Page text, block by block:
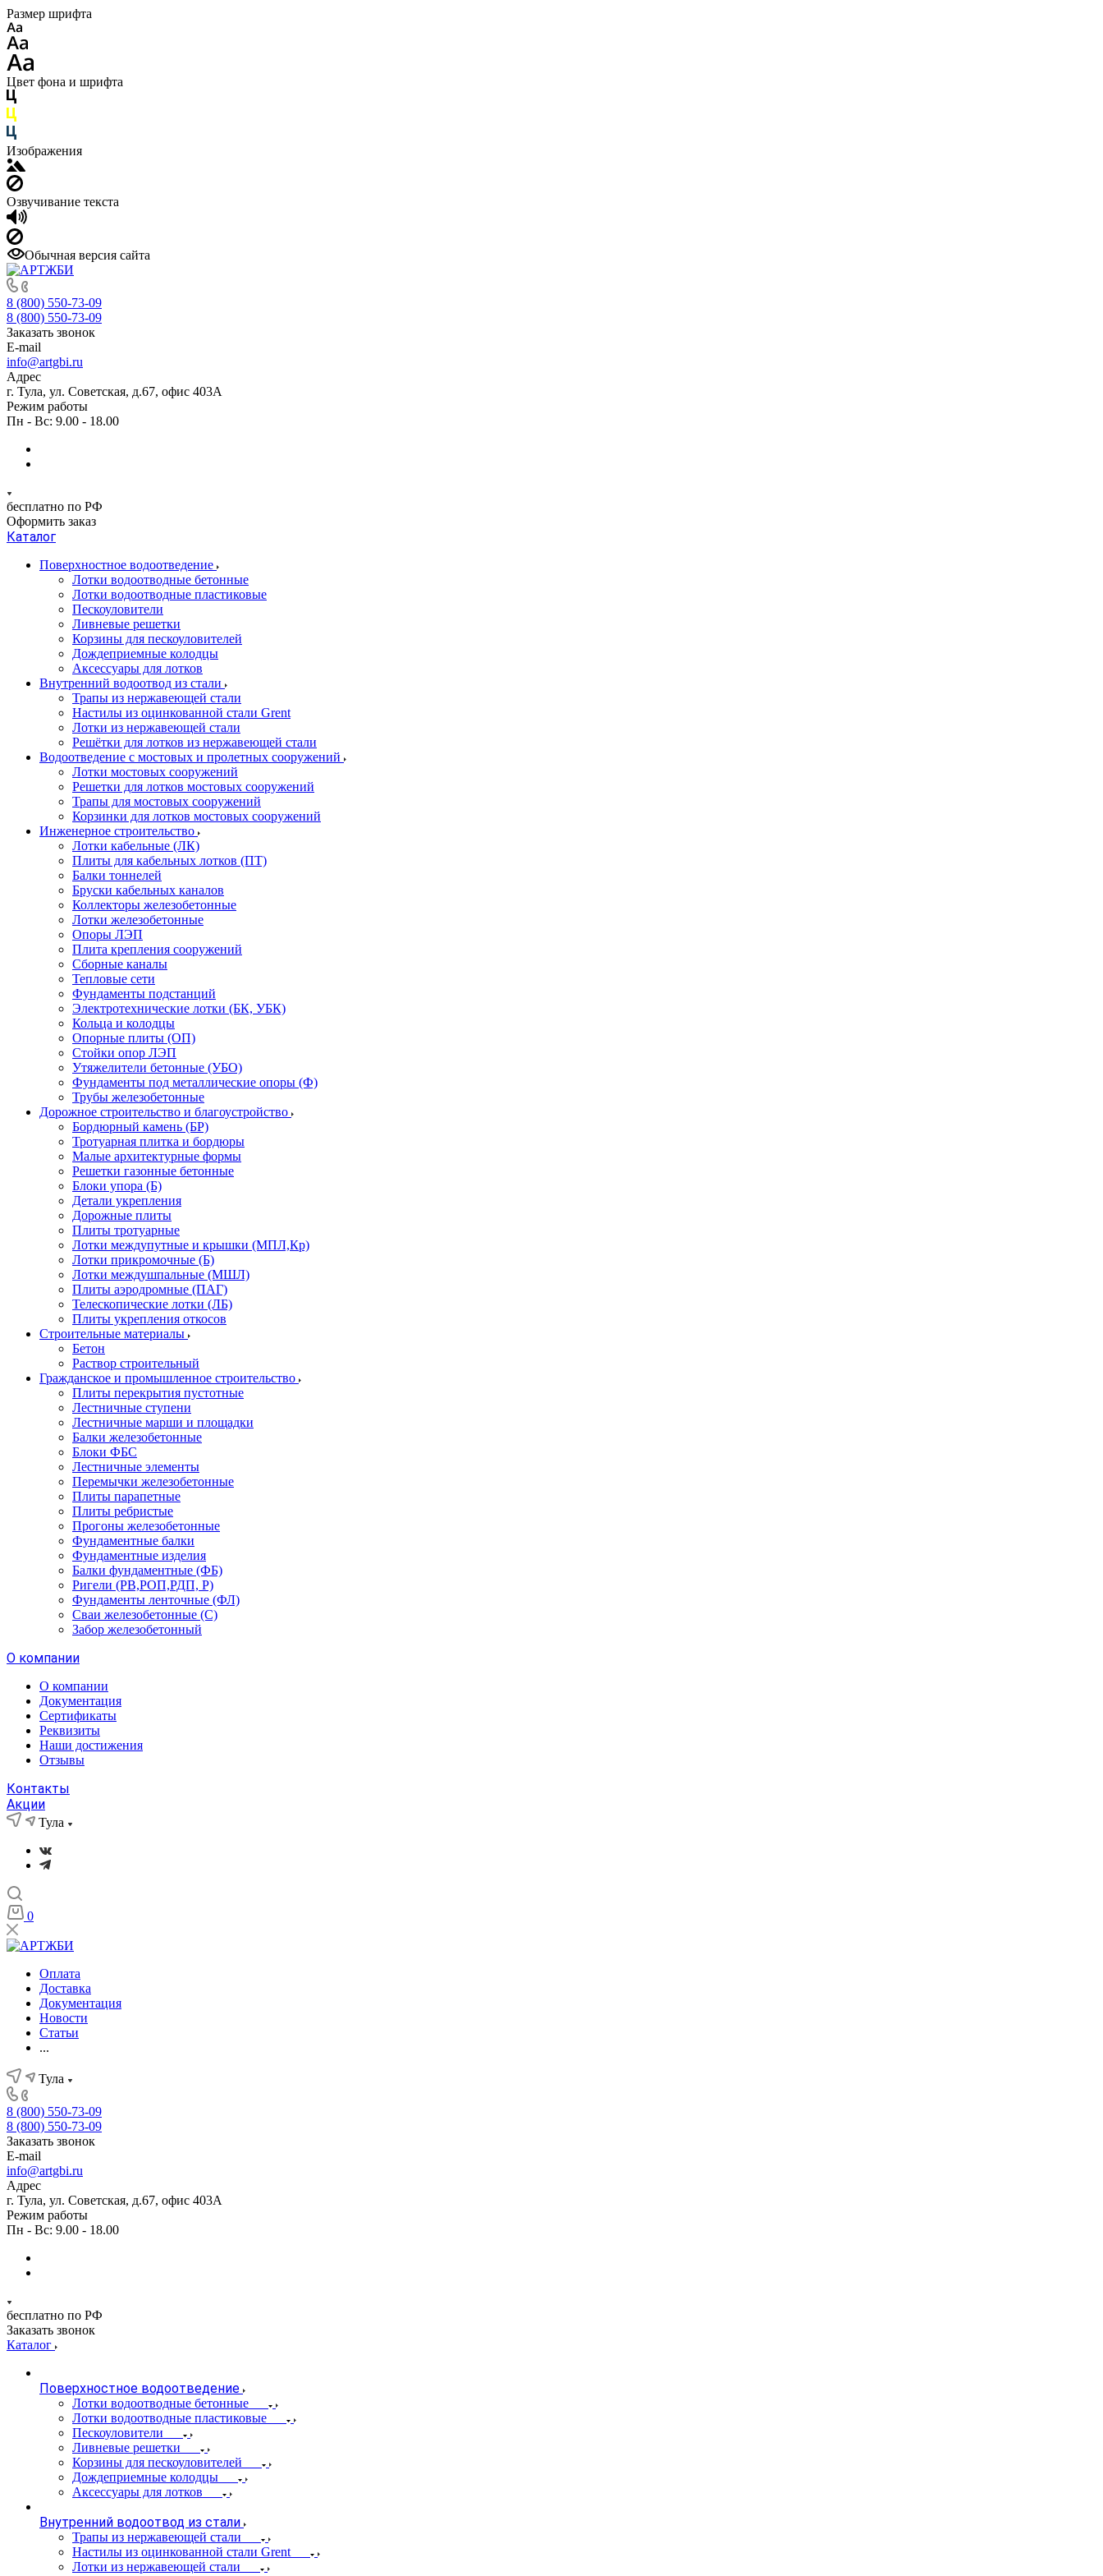
Размер шрифта
Цвет фона и шрифта
Изображения
Озвучивание текста
Обычная версия сайта
8 (800) 550-73-09
8 (800) 550-73-09
Заказать звонок
E-mail
info@artgbi.ru
Адрес
г. Тула, ул. Советская, д.67, офис 403А
Режим работы
Пн - Вс: 9.00 - 18.00
бесплатно по РФ
Оформить заказ
Каталог
Поверхностное водоотведение
Лотки водоотводные бетонные
Лотки водоотводные пластиковые
Пескоуловители
Ливневые решетки
Корзины для пескоуловителей
Дождеприемные колодцы
Аксессуары для лотков
Внутренний водоотвод из стали
Трапы из нержавеющей стали
Настилы из оцинкованной стали Grent
Лотки из нержавеющей стали
Решётки для лотков из нержавеющей стали
Водоотведение с мостовых и пролетных сооружений
Лотки мостовых сооружений
Решетки для лотков мостовых сооружений
Трапы для мостовых сооружений
Корзинки для лотков мостовых сооружений
Инженерное строительство
Лотки кабельные (ЛК)
Плиты для кабельных лотков (ПТ)
Балки тоннелей
Бруски кабельных каналов
Коллекторы железобетонные
Лотки железобетонные
Опоры ЛЭП
Плита крепления сооружений
Сборные каналы
Тепловые сети
Фундаменты подстанций
Электротехнические лотки (БК, УБК)
Кольца и колодцы
Опорные плиты (ОП)
Стойки опор ЛЭП
Утяжелители бетонные (УБО)
Фундаменты под металлические опоры (Ф)
Трубы железобетонные
Дорожное строительство и благоустройство
Бордюрный камень (БР)
Тротуарная плитка и бордюры
Малые архитектурные формы
Решетки газонные бетонные
Блоки упора (Б)
Детали укрепления
Дорожные плиты
Плиты тротуарные
Лотки междупутные и крышки (МПЛ,Кр)
Лотки прикромочные (Б)
Лотки междушпальные (МШЛ)
Плиты аэродромные (ПАГ)
Телескопические лотки (ЛБ)
Плиты укрепления откосов
Строительные материалы
Бетон
Раствор строительный
Гражданское и промышленное строительство
Плиты перекрытия пустотные
Лестничные ступени
Лестничные марши и площадки
Балки железобетонные
Блоки ФБС
Лестничные элементы
Перемычки железобетонные
Плиты парапетные
Плиты ребристые
Прогоны железобетонные
Фундаментные балки
Фундаментные изделия
Балки фундаментные (ФБ)
Ригели (РВ,РОП,РДП, Р)
Фундаменты ленточные (ФЛ)
Сваи железобетонные (С)
Забор железобетонный
О компании
О компании
Документация
Сертификаты
Реквизиты
Наши достижения
Отзывы
Контакты
Акции
Тула
0
Оплата
Доставка
Документация
Новости
Статьи
...
Тула
8 (800) 550-73-09
8 (800) 550-73-09
Заказать звонок
E-mail
info@artgbi.ru
Адрес
г. Тула, ул. Советская, д.67, офис 403А
Режим работы
Пн - Вс: 9.00 - 18.00
бесплатно по РФ
Заказать звонок
Каталог
Поверхностное водоотведение
Лотки водоотводные бетонные
Лотки водоотводные пластиковые
Пескоуловители
Ливневые решетки
Корзины для пескоуловителей
Дождеприемные колодцы
Аксессуары для лотков
Внутренний водоотвод из стали
Трапы из нержавеющей стали
Настилы из оцинкованной стали Grent
Лотки из нержавеющей стали